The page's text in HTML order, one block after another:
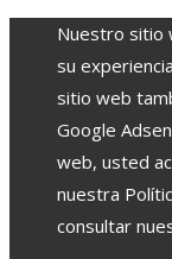
Nuestro sitio
su
sitio web
Google
web, usted
nuestra
consultar